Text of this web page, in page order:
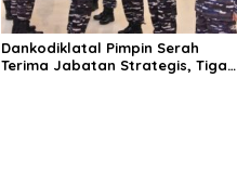
Dankodiklatal Pimpin Serah
Terima Jabatan Strategis, Tiga